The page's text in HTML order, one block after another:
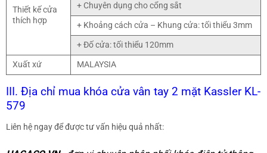
Thiết kế cửa
thích hợp
+ Chuyên dụng cho cổng sắt
+ Khoảng cách cửa – Khung cửa: tối thiểu 3mm
+ Đố cửa: tối thiểu 120mm
Xuất xứ
MALAYSIA
III. Địa chỉ mua khóa cửa vân tay 2 mặt Kassler KL-
579
Liên hệ ngay để được tư vấn hiệu quả nhất: